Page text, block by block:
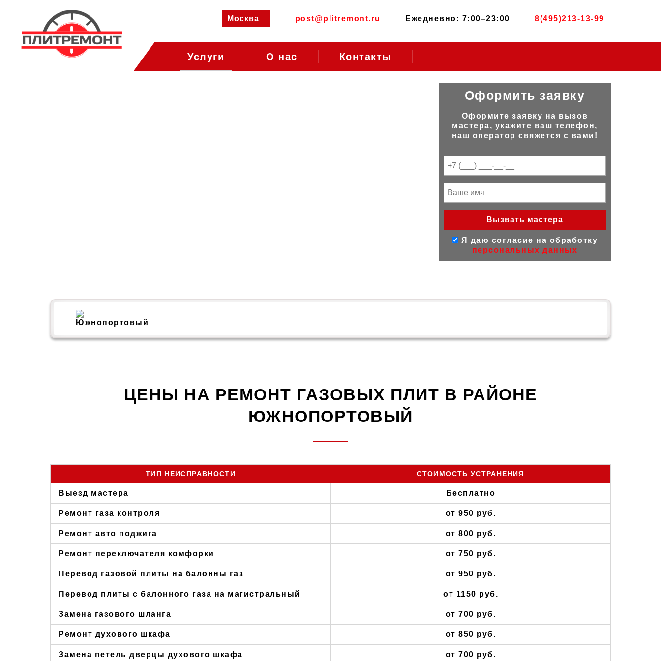
Москва post@plitremont.ru Ежедневно: 7:00–23:00 8(495)213-13-99
Услуги О нас Контакты
Оформить заявку
Оформите заявку на вызов
мастера, укажите ваш телефон,
наш оператор свяжется с вами!
Я даю согласие на обработку
персональных данных
ЦЕНЫ НА РЕМОНТ ГАЗОВЫХ ПЛИТ В РАЙОНЕ
ЮЖНОПОРТОВЫЙ
ТИП НЕИСПРАВНОСТИ СТОИМОСТЬ УСТРАНЕНИЯ
Выезд мастера Бесплатно
Ремонт газа контроля от 950 руб.
Ремонт авто поджига от 800 руб.
Ремонт переключателя комфорки от 750 руб.
Перевод газовой плиты на балонны газ от 950 руб.
Перевод плиты с балонного газа на магистральный от 1150 руб.
Замена газового шланга от 700 руб.
Ремонт духового шкафа от 850 руб.
Замена петель дверцы духового шкафа от 700 руб.